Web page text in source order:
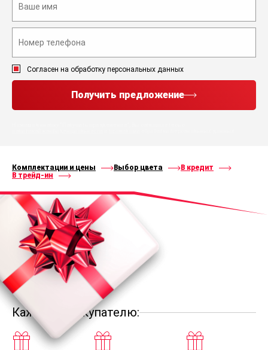
Согласен на обработку персональных данных
Получить предложение
Комплектации и цены Выбор цвета
В кредит
В трейд-ин
Каждому покупателю: